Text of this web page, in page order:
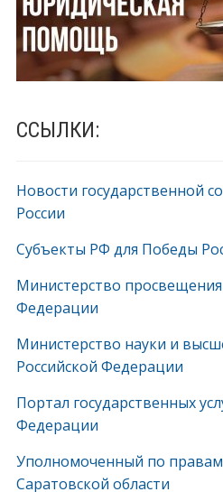
ССЫЛКИ:
Новости государственной
России
Субъекты РФ для Победы
Министерство просвещения
Федерации
Министерство науки и
Российской Федерации
Портал государственных
Федерации
Уполномоченный по
Саратовской области